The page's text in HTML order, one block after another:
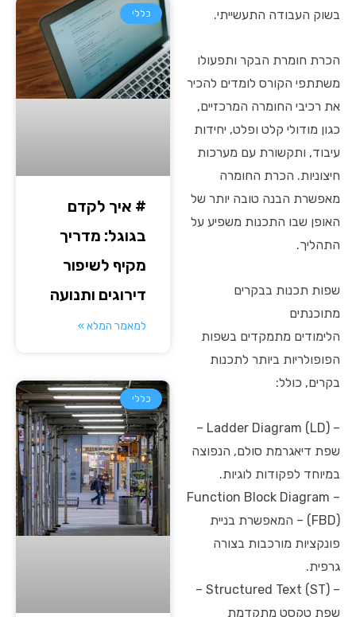
בשוק העבודה התעשייתי.
הכרת חומרת הבקר ותפעולו
משתתפי הקורס לומדים להכיר
את רכיבי החומרה המרכזיים,
כגון מודולי קלט ופלט, יחידות
עיבוד, ותקשורת עם מערכות
חיצוניות. הכרת החומרה
מאפשרת הבנה טובה יותר של
האופן שבו התכנות משפיע על
התהליך.
שפות תכנות בבקרים
מתוכנתים
הלימודים מתמקדים בשפות
הפופולריות ביותר לתכנות
בקרים, כולל:
– Ladder Diagram (LD) –
שפת דיאגרמת סולם, הנפוצה
במיוחד לפקודות לוגיות.
– Function Block Diagram
(FBD) – המאפשרת בניית
פונקציות מורכבות בצורה
גרפית.
– Structured Text (ST) –
שפת טקסט מתקדמת
כללי
# איך לקדם
בגוגל: מדריך
מקיף לשיפור
דירוגים ותנועה
למאמר המלא »
כללי